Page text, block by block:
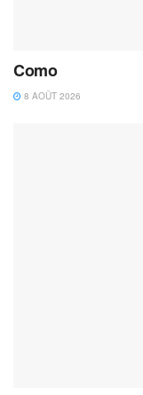
Como
8 AOÛT 2026